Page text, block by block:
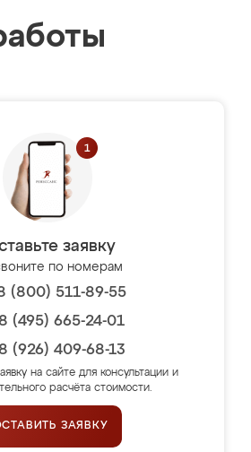
заявку
по номерам
(800) 511-89-55
(495) 665-24-01
(926) 409-68-13
на сайте для консультации и
расчёта стоимости.
ЗАЯВКУ